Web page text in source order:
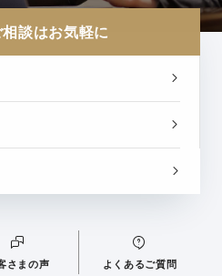
談はお気軽に
さまの声 よくあるご質問